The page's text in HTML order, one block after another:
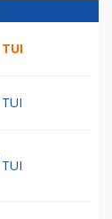
TUI
TUI
TUI